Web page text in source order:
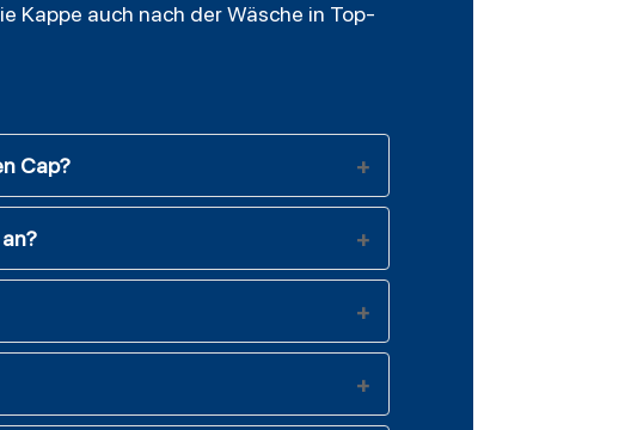
Kappe auch nach der Wäsche in Top-
Cap?